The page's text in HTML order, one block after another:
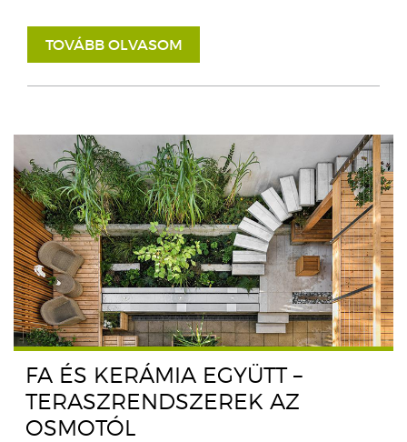
TOVÁBB OLVASOM
FA ÉS KERÁMIA EGYÜTT –
TERASZRENDSZEREK AZ
OSMOTÓL